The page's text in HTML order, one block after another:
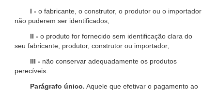
I - o fabricante, o construtor, o produtor ou o importador
não puderem ser identificados;
II - o produto for fornecido sem identificação clara do
seu fabricante, produtor, construtor ou importador;
III - não conservar adequadamente os produtos
perecíveis.
Parágrafo único. Aquele que efetivar o pagamento ao